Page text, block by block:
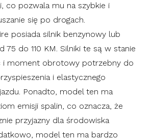
co pozwala mu na szybkie i
się po drogach.
posiada silnik benzynowy lub
75 do 110 KM. Silniki te są w stanie
i moment obrotowy potrzebny do
i elastycznego
Ponadto, model ten ma
emisji spalin, co oznacza, że
przyjazny dla środowiska
model ten ma bardzo